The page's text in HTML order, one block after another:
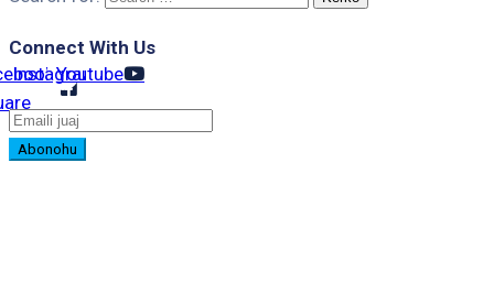
Connect With Us
Instagram
Youtube